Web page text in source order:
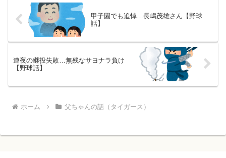
甲子園でも追悼…長嶋茂雄さん【野球
話】
連夜の継投失敗…無残なサヨナラ負け
【野球話】
ホーム 父ちゃんの話（タイガース）